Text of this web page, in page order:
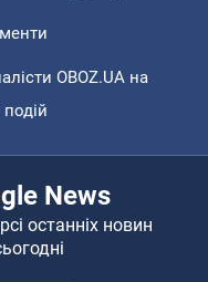
OBOZ.UA на
подій
News
останніх новин